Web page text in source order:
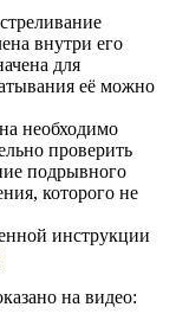
внутри его
для
её можно
необходимо
проверить
подрывного
которого не
инструкции
на видео: